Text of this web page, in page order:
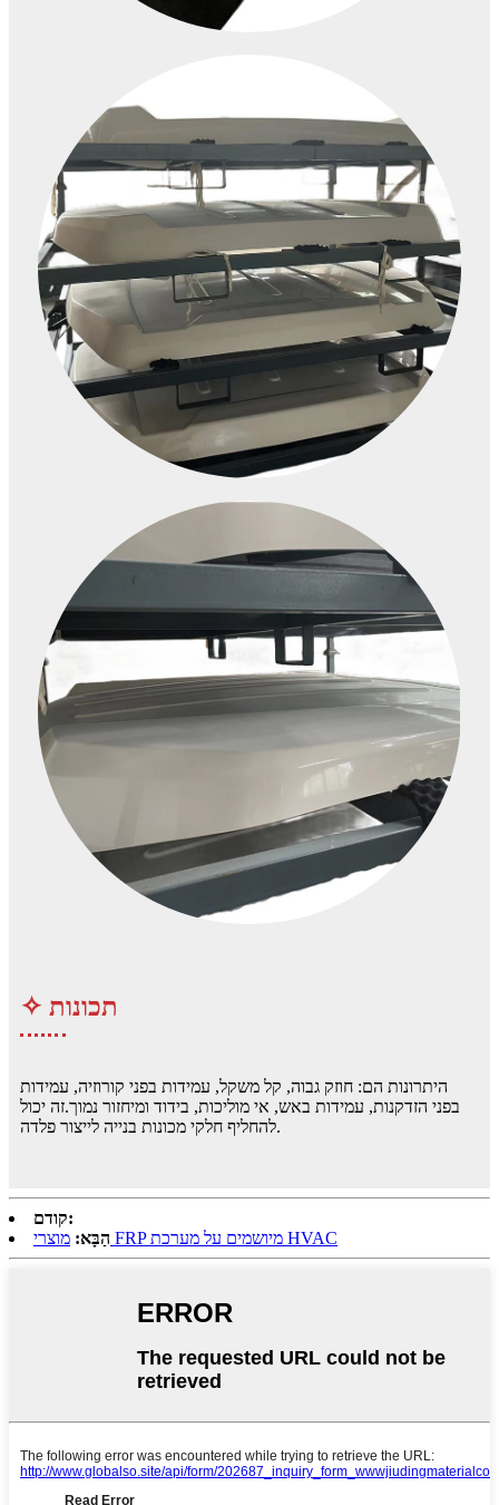
✧ תכונות
היתרונות הם: חוזק גבוה, קל משקל, עמידות בפני קורוזיה, עמידות
בפני הזדקנות, עמידות באש, אי מוליכות, בידוד ומיחזור נמוך.זה יכול
להחליף חלקי מכונות בנייה לייצור פלדה.
קודם:
הַבָּא:
מוצרי FRP מיושמים על מערכת HVAC